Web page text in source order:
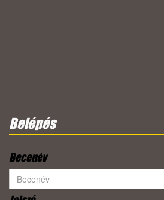
Belépés
Becenév